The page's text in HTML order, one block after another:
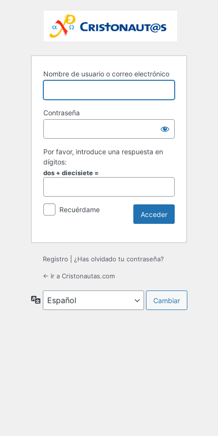
Nombre de usuario o correo electrónico
Contraseña
Por favor, introduce una respuesta en
dígitos:
dos + diecisiete =
Recuérdame
Registro ¿Has olvidado tu contraseña?
← Ir a Cristonautas.com
Idioma